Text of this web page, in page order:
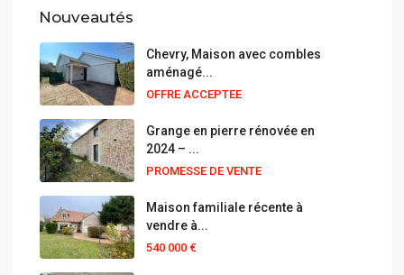
Nouveautés
Chevry, Maison avec combles
aménagé...
OFFRE ACCEPTEE
Grange en pierre rénovée en
2024 – ...
PROMESSE DE VENTE
Maison familiale récente à
vendre à...
540 000 €